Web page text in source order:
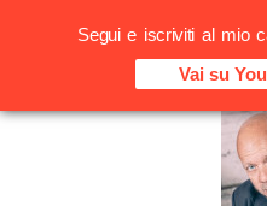
Vai
Segui e iscriviti al mio
Vai su